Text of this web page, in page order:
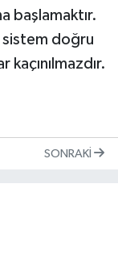
başlamaktır.
sistem doğru
kaçınılmazdır.
SONRAKI